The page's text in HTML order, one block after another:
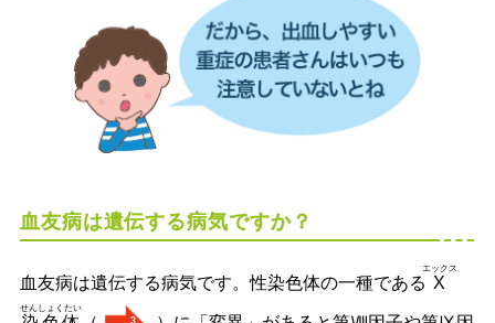
血友病は遺伝する病気ですか？
血友病は遺伝する病気です。性染色体の一種である X
エックス
せんしょくたい